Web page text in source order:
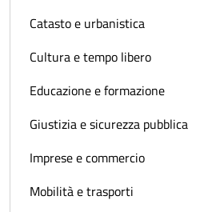
Catasto e urbanistica
Cultura e tempo libero
Educazione e formazione
Giustizia e sicurezza pubblica
Imprese e commercio
Mobilità e trasporti